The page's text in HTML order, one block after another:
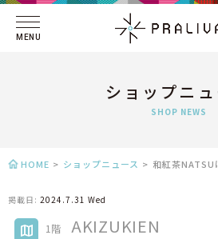
MENU
ショップニュ
SHOP NEWS
HOME > ショップニュース > 和紅茶NATSU
掲載日: 2024.7.31 Wed
1階 AKIZUKIEN